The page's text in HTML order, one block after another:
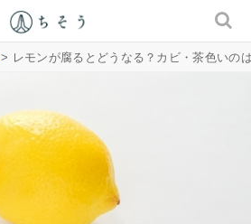
> レモンが腐るとどうなる？カビ・茶色いの